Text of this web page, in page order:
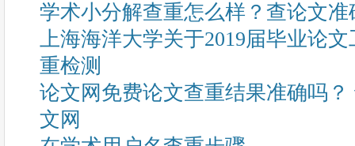
学术小分解查重怎么样？查论文准
上海海洋大学关于2019届毕业论
重检测
论文网免费论文查重结果准确吗
文网